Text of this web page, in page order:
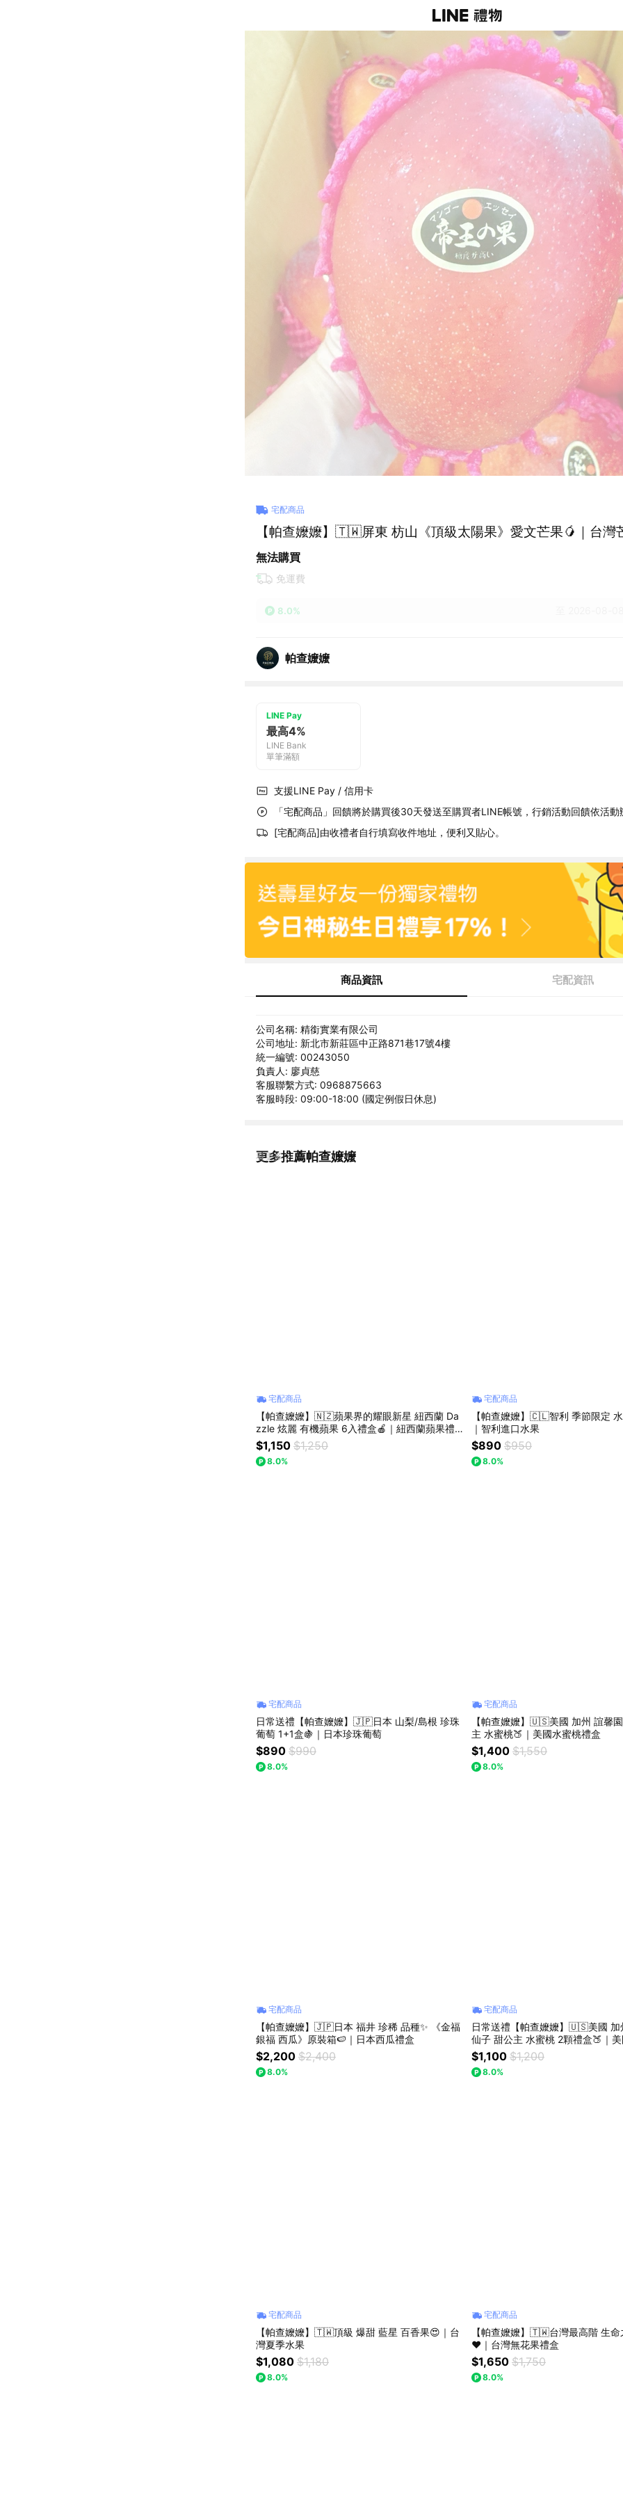
宅配商品
【帕查嬤嬤】🇹🇼屏東 枋山《頂級太陽果》愛文芒果🥭｜台灣
無法購買
免運費
8.0%
帕查嬤嬤
LINE Pay
最高4%
LINE Bank
單筆滿額
支援LINE Pay / 信用卡
「宅配商品」回饋將於購買後30天發送至購買者LINE帳號，行銷活動回饋依活動
[宅配商品]由收禮者自行填寫收件地址，便利又貼心。
商品資訊 宅配資訊
公司名稱: 精銜實業有限公司
公司地址: 新北市新莊區中正路871巷17號4樓
統一編號: 00243050
負責人: 廖貞慈
客服聯繫方式: 0968875663
客服時段: 09:00-18:00 (國定例假日休息)
更多推薦帕查嬤嬤
看更多
宅配商品
【帕查嬤嬤】🇳🇿蘋果界的耀眼新星 紐西蘭 Da
zzle 炫麗 有機蘋果 6入禮盒🍎｜紐西蘭蘋果禮
盒
$1,150 $1,250
8.0%
宅配商品
【帕查嬤嬤】🇨🇱智利 季節限定
｜智利進口水果
$890 $950
8.0%
宅配商品
日常送禮【帕查嬤嬤】🇯🇵日本 山梨/島根 珍珠
葡萄 1+1盒🍇｜日本珍珠葡萄
$890 $990
8.0%
宅配商品
【帕查嬤嬤】🇺🇸美國 加州 誼馨
主 水蜜桃🍑｜美國水蜜桃禮盒
$1,400 $1,550
8.0%
宅配商品
【帕查嬤嬤】🇯🇵日本 福井 珍稀 品種✨ 《金福
銀福 西瓜》原裝箱🍉｜日本西瓜禮盒
$2,200 $2,400
8.0%
宅配商品
日常送禮【帕查嬤嬤】🇺🇸美國 加
仙子 甜公主 水蜜桃 2顆禮盒🍑｜
盒
$1,100 $1,200
8.0%
宅配商品
【帕查嬤嬤】🇹🇼頂級 爆甜 藍星 百香果😍｜台
灣夏季水果
$1,080 $1,180
8.0%
宅配商品
【帕查嬤嬤】🇹🇼台灣最高階 生命
❤️｜台灣無花果禮盒
$1,650 $1,750
8.0%